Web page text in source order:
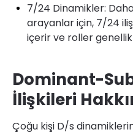
7/24 Dinamikler:
arayanlar için, 7/24
içerir ve roller
Dominant-
İlişkileri
Çoğu kişi D/s